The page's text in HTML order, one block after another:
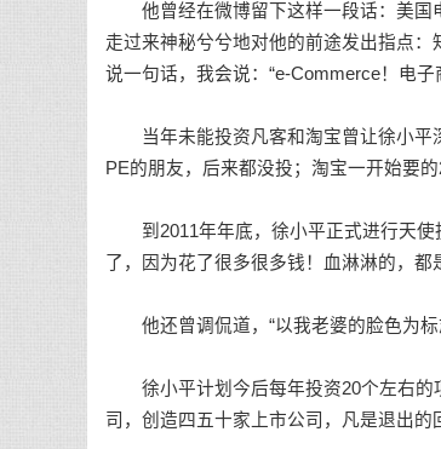
他曾经在微博留下这样一段话：美国
走过来神秘兮兮地对他的前途发出指点
说一句话，我会说：“e-Commerce！电子
当年未能投资凡客和淘宝曾让徐小平
PE的朋友，后来都没投；淘宝一开始要
到2011年年底，徐小平正式进行天使
了，因为花了很多很多钱！血淋淋的，都
他还曾调侃道，“以我老婆的脸色为标
徐小平计划今后每年投资20个左右的
司，创造四五十家上市公司，凡是退出的